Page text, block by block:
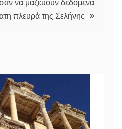
να μαζεύουν δεδομένα
πλευρά της Σελήνης